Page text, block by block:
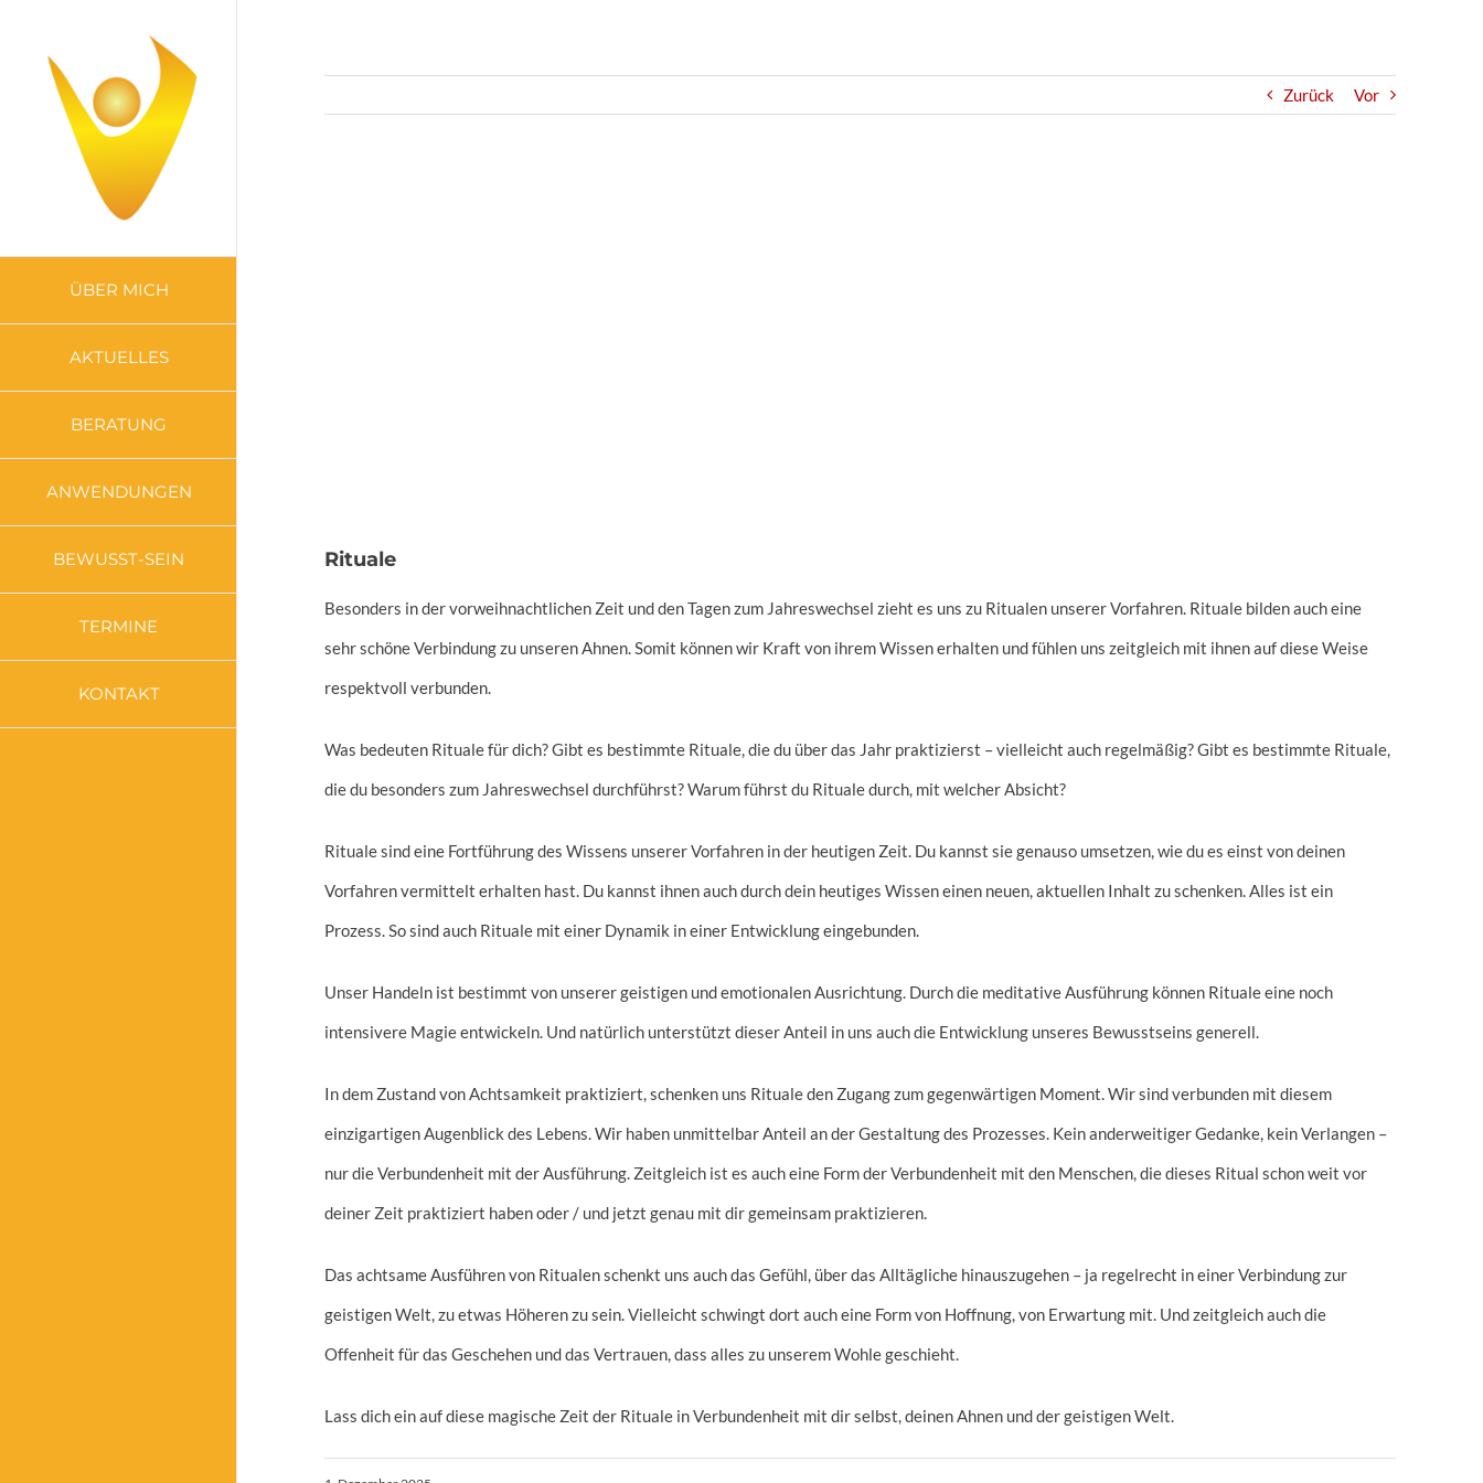
springen
ÜBER MICH
AKTUELLES
BERATUNG
ANWENDUNGEN
BEWUSST-SEIN
TERMINE
KONTAKT
Zurück Vor
Rituale
Besonders in der vorweihnachtlichen Zeit und den Tagen zum Jahreswechsel zieht es uns zu Ritualen unserer Vorfahren. Rituale bilden auch eine
sehr schöne Verbindung zu unseren Ahnen. Somit können wir Kraft von ihrem Wissen erhalten und fühlen uns zeitgleich mit ihnen auf diese Weise
respektvoll verbunden.
Was bedeuten Rituale für dich? Gibt es bestimmte Rituale, die du über das Jahr praktizierst – vielleicht auch regelmäßig? Gibt es bestimmte Rituale,
die du besonders zum Jahreswechsel durchführst? Warum führst du Rituale durch, mit welcher Absicht?
Rituale sind eine Fortführung des Wissens unserer Vorfahren in der heutigen Zeit. Du kannst sie genauso umsetzen, wie du es einst von deinen
Vorfahren vermittelt erhalten hast. Du kannst ihnen auch durch dein heutiges Wissen einen neuen, aktuellen Inhalt zu schenken. Alles ist ein
Prozess. So sind auch Rituale mit einer Dynamik in einer Entwicklung eingebunden.
Unser Handeln ist bestimmt von unserer geistigen und emotionalen Ausrichtung. Durch die meditative Ausführung können Rituale eine noch
intensivere Magie entwickeln. Und natürlich unterstützt dieser Anteil in uns auch die Entwicklung unseres Bewusstseins generell.
In dem Zustand von Achtsamkeit praktiziert, schenken uns Rituale den Zugang zum gegenwärtigen Moment. Wir sind verbunden mit diesem
einzigartigen Augenblick des Lebens. Wir haben unmittelbar Anteil an der Gestaltung des Prozesses. Kein anderweitiger Gedanke, kein Verlangen –
nur die Verbundenheit mit der Ausführung. Zeitgleich ist es auch eine Form der Verbundenheit mit den Menschen, die dieses Ritual schon weit vor
deiner Zeit praktiziert haben oder / und jetzt genau mit dir gemeinsam praktizieren.
Das achtsame Ausführen von Ritualen schenkt uns auch das Gefühl, über das Alltägliche hinauszugehen – ja regelrecht in einer Verbindung zur
geistigen Welt, zu etwas Höheren zu sein. Vielleicht schwingt dort auch eine Form von Hoffnung, von Erwartung mit. Und zeitgleich auch die
Offenheit für das Geschehen und das Vertrauen, dass alles zu unserem Wohle geschieht.
Lass dich ein auf diese magische Zeit der Rituale in Verbundenheit mit dir selbst, deinen Ahnen und der geistigen Welt.